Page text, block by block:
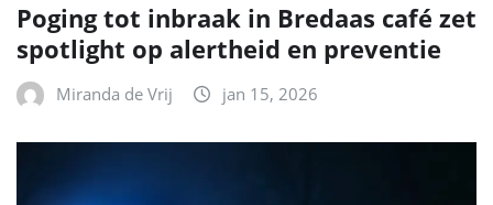
Poging tot inbraak in Bredaas café zet
spotlight op alertheid en preventie
Miranda de Vrij jan 15, 2026